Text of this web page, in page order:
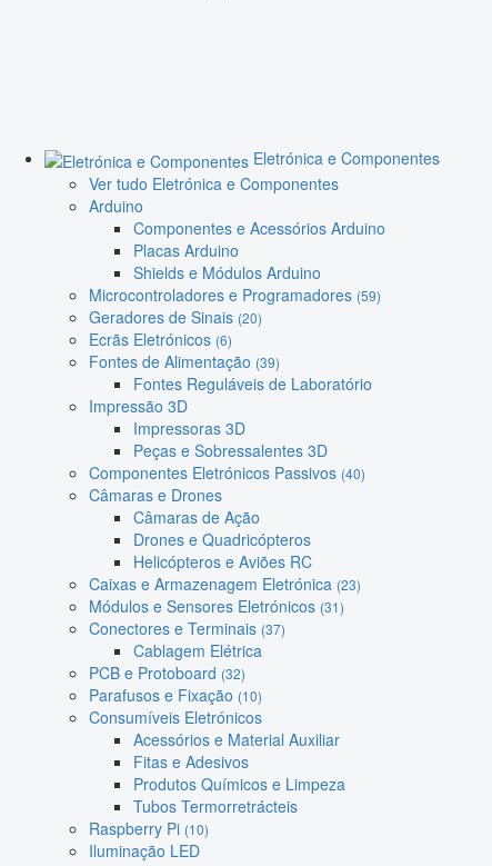
Eletrónica e Componentes
Ver tudo Eletrónica e Componentes
Arduino
Componentes e Acessórios Arduino
Placas Arduino
Shields e Módulos Arduino
Microcontroladores e Programadores (59)
Geradores de Sinais (20)
Ecrãs Eletrónicos (6)
Fontes de Alimentação (39)
Fontes Reguláveis de Laboratório
Impressão 3D
Impressoras 3D
Peças e Sobressalentes 3D
Componentes Eletrónicos Passivos (40)
Câmaras e Drones
Câmaras de Ação
Drones e Quadricópteros
Helicópteros e Aviões RC
Caixas e Armazenagem Eletrónica (23)
Módulos e Sensores Eletrónicos (31)
Conectores e Terminais (37)
Cablagem Elétrica
PCB e Protoboard (32)
Parafusos e Fixação (10)
Consumíveis Eletrónicos
Acessórios e Material Auxiliar
Fitas e Adesivos
Produtos Químicos e Limpeza
Tubos Termorretrácteis
Raspberry Pi (10)
Iluminação LED